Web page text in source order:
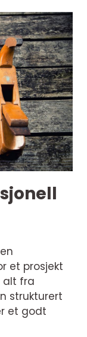
et prosjekt
alt fra
strukturert
et godt